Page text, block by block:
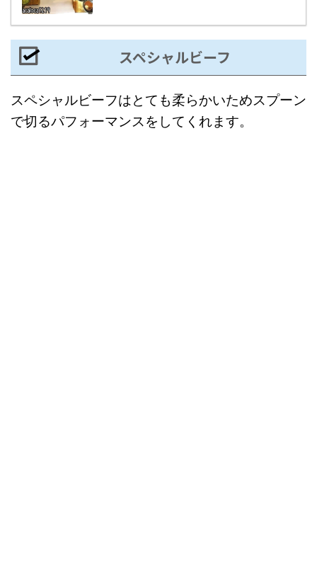
スペシャルビーフ
スペシャルビーフはとても柔らかいためスプーン
で切るパフォーマンスをしてくれます。